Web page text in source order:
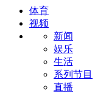
体育
视频
新闻
娱乐
生活
系列节目
直播